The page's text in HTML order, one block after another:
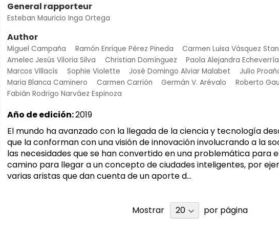
General rapporteur
Esteban Mauricio Inga Ortega
Author
Miguel Campaña Ramón Enrique Pérez Pineda
Carmen Luisa Vásquez
Amelec Jesús Viloria Silva
Christian Domínguez
Paola Alejandra
Marcos Villacís
Sophie Violette José Domingo Alviar Malabet
Julio
Maria Blanca Caminero
Carmen Carrión Germán V. Arévalo
Roberto
Fabián Rodrigo Narváez Espinoza
Año de edición:2019
El mundo ha avanzado con la llegada de la ciencia y tecnología
que la conforman con una visión de innovación involucrando a la
las necesidades que se han convertido en una problemática para
camino para llegar a un concepto de ciudades inteligentes, por
varias aristas que dan cuenta de un aporte d...
Mostrar por página